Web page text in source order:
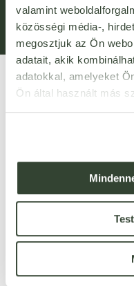
valamint
közösségi média-,
megosztjuk az Ön
adatait, akik
adatokkal, amelyeket
Ön által használt más
Adatkezelési kérelem
Bejelentővédelem
VIRTUÁLIS
1135 Budapest, Róbert
Magánszemélyeknek: